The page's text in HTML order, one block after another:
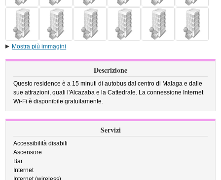
Mostra più immagini
Descrizione
Questo residence è a 15 minuti di autobus dal centro di Malaga e dalle
sue attrazioni, quali l'Alcazaba e la Cattedrale. La connessione Internet
Wi-Fi è disponibile gratuitamente.
Servizi
Accessibilità disabili
Ascensore
Bar
Internet